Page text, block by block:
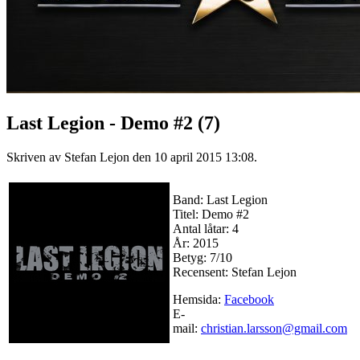
Last Legion - Demo #2 (7)
Skriven av Stefan Lejon den 10 april 2015 13:08.
Band: Last Legion
Titel: Demo #2
Antal låtar: 4
År: 2015
Betyg: 7/10
Recensent: Stefan Lejon
Hemsida: Facebook
E-
mail: christian.larsson@gmail.com